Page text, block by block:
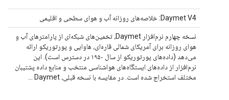
Daymet V4: خلاصه‌های روزانه آب و هوای سطحی و اقلیمی
نسخه چهارم نرم‌افزار Daymet، تخمین‌های شبکه‌ای از پارامترهای آب و
هوای روزانه برای آمریکای شمالی قاره‌ای، هاوایی و پورتوریکو ارائه
می‌دهد (داده‌های پورتوریکو از سال ۱۹۵۰ در دسترس است). این
نرم‌افزار از داده‌های ایستگاه‌های هواشناسی منتخب و منابع داده پشتیبان
مختلف استخراج شده است. در مقایسه با نسخه قبلی، Daymet ...